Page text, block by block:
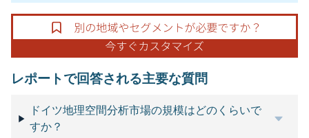
レポートで回答される主要な質問
ドイツ地理空間分析市場の規模はどのくらいで
すか？